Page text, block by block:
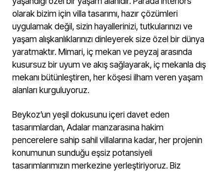
olarak bizim için villa tasarımı, hazır çözümleri
uygulamak değil, sizin hayallerinizi, tutkularınızı ve
yaşam alışkanlıklarınızı dinleyerek size özel bir dünya
yaratmaktır. Mimari, iç mekan ve peyzaj arasında
kusursuz bir uyum ve akış sağlayarak, iç mekanla dış
mekanı bütünleştiren, her köşesi ilham veren yaşam
alanları kurguluyoruz.
Beykoz’un yeşil dokusunu içeri davet eden
tasarımlardan, Adalar manzarasına hakim
pencerelere sahip sahil villalarına kadar, her projenin
konumunun sunduğu eşsiz potansiyeli
tasarımlarımızın merkezine yerleştiriyoruz. Biz